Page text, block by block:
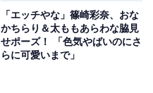
「エッチやな」篠崎彩奈、おな
かちらり＆太ももあらわな脇見
せポーズ！ 「色気やばいのにさ
らに可愛いまで」